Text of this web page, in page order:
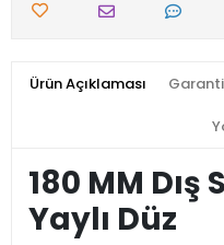
Ürün Açıklaması
180 MM
Yaylı Düz